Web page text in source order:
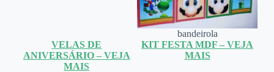
bandeirola
VELAS DE
ANIVERSÁRIO – VEJA
MAIS
KIT FESTA MDF – VEJA
MAIS